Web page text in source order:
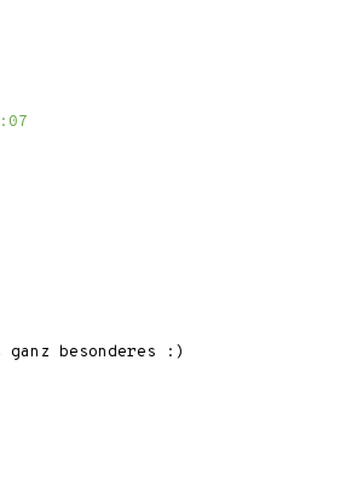
ganz besonderes :)